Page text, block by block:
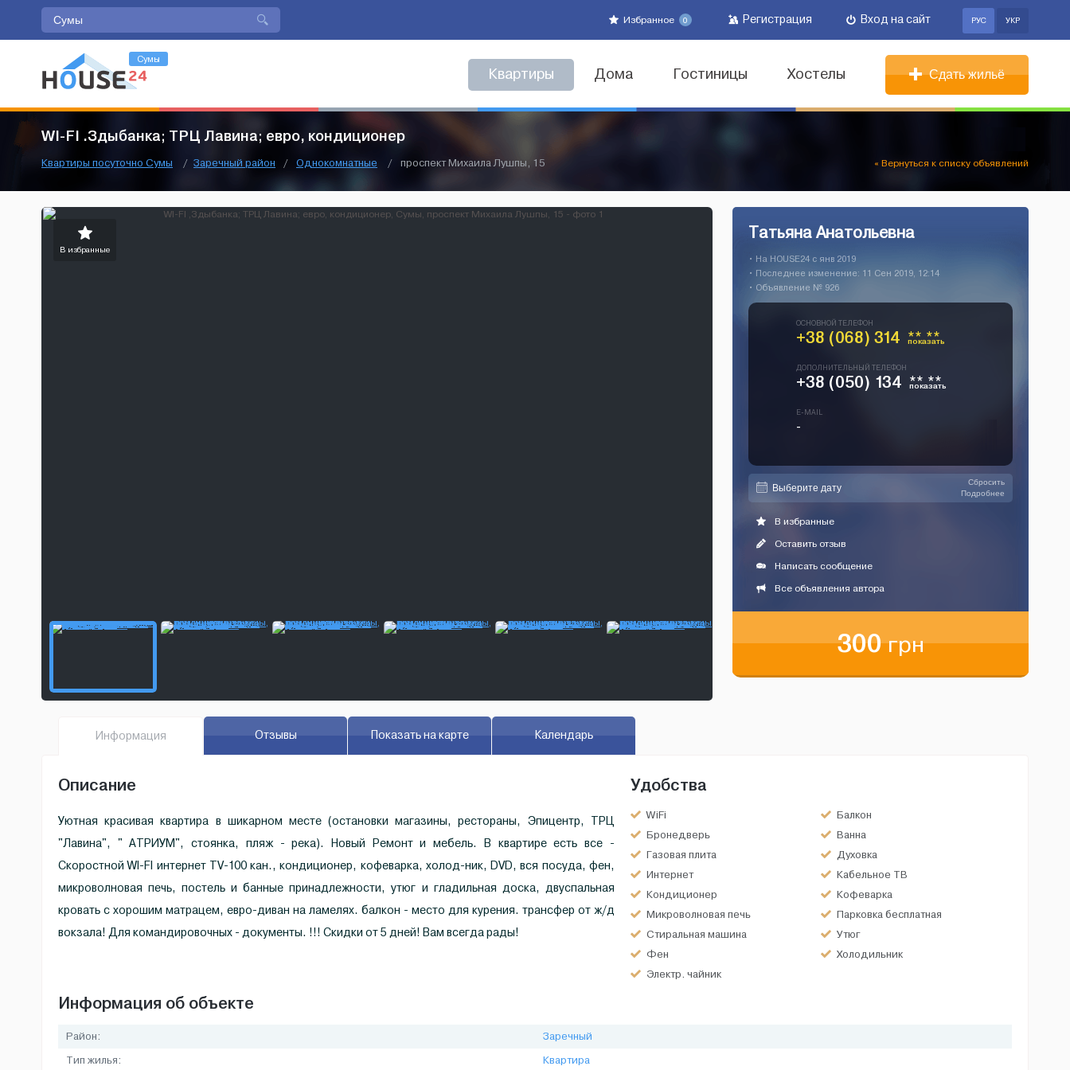
Избранное 0 Регистрация Вход на сайт РУС УКР
Сумы
Квартиры Дома Гостиницы Хостелы Сдать жильё
WI-FI .Здыбанка; ТРЦ Лавина; евро, кондиционер
Квартиры посуточно Сумы / Заречный район / Однокомнатные / проспект Михаила Лушпы, 15 « Вернуться к списку объявлений
В избранные
Татьяна Анатольевна
• На HOUSE24 c янв 2019
• Последнее изменение: 11 Сен 2019, 12:14
• Объявление № 926
ОСНОВНОЙ ТЕЛЕФОН
+38 (068) 314 ** **
показать
ДОПОЛНИТЕЛЬНЫЙ ТЕЛЕФОН
+38 (050) 134 ** **
показать
E-MAIL
-
Сбросить
Подробнее
В избранные
Оставить отзыв
Написать сообщение
Все объявления автора
300грн
Информация Отзывы Показать на карте Календарь
Описание
Уютная красивая квартира в шикарном месте (остановки магазины, рестораны, Эпицентр, ТРЦ
"Лавина", " АТРИУМ", стоянка, пляж - река). Новый Ремонт и мебель. В квартире есть все -
Скоростной WI-FI интернет TV-100 кан., кондиционер, кофеварка, холод-ник, DVD, вся посуда, фен,
микроволновая печь, постель и банные принадлежности, утюг и гладильная доска, двуспальная
кровать с хорошим матрацем, евро-диван на ламелях. балкон - место для курения. трансфер от ж/д
вокзала! Для командировочных - документы. !!! Скидки от 5 дней! Вам всегда рады!
Удобства
WiFi
Балкон
Бронедверь
Ванна
Газовая плита
Духовка
Интернет
Кабельное ТВ
Кондиционер
Кофеварка
Микроволновая печь
Парковка бесплатная
Стиральная машина
Утюг
Фен
Холодильник
Электр. чайник
Информация об объекте
Район:
Заречный
Тип жилья:
Квартира